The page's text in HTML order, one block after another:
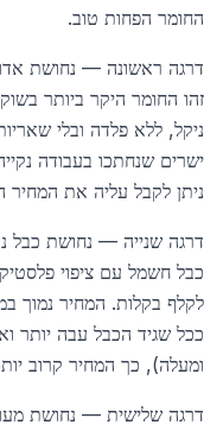
החומר הפחות טוב.
זהו החומר היקר ביותר
ניקל, ללא פלדה ובלי
ישרים שנחתכו בעבודה
ניתן לקבל עליה את המחיר
לקלף בקלות. המחיר נמוך
ומעלה), כך המחיר קרוב